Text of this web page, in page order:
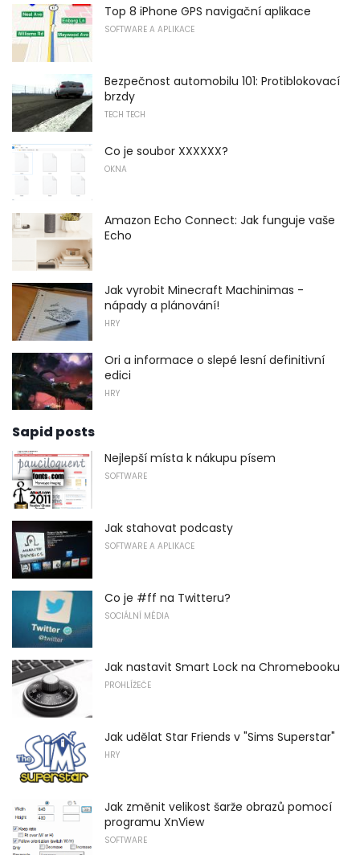
Top 8 iPhone GPS navigační aplikace
SOFTWARE A APLIKACE
Bezpečnost automobilu 101: Protiblokovací
brzdy
TECH TECH
Co je soubor XXXXXX?
OKNA
Amazon Echo Connect: Jak funguje vaše
Echo
Jak vyrobit Minecraft Machinimas -
nápady a plánování!
HRY
Ori a informace o slepé lesní definitivní
edici
HRY
Sapid posts
Nejlepší místa k nákupu písem
SOFTWARE
Jak stahovat podcasty
SOFTWARE A APLIKACE
Co je #ff na Twitteru?
SOCIÁLNÍ MÉDIA
Jak nastavit Smart Lock na Chromebooku
PROHLÍŽEČE
Jak udělat Star Friends v "Sims Superstar"
HRY
Jak změnit velikost šarže obrazů pomocí
programu XnView
SOFTWARE